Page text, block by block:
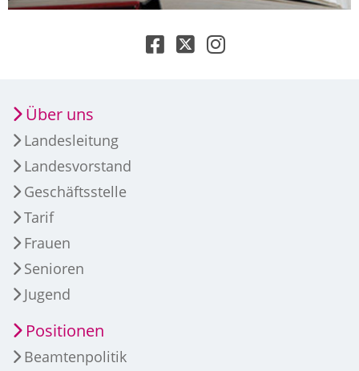
Über uns
Landesleitung
Landesvorstand
Geschäftsstelle
Tarif
Frauen
Senioren
Jugend
Positionen
Beamtenpolitik